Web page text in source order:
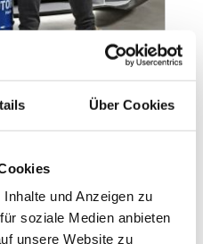
Über Cookies
und Anzeigen zu
soziale Medien anbieten
unsere Website zu
Moly“ erweitert seine Corporate
soll den laufenden
der sich am Claim „For
sportlich. „Sie bringt